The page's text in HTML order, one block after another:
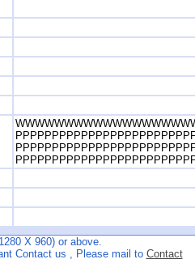
X 960) or above.
Contact us , Please mail to Contact